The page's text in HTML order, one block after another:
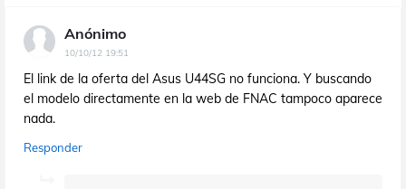
Anónimo
10/10/12 19:51
El link de la oferta del Asus U44SG no funciona. Y buscando
el modelo directamente en la web de FNAC tampoco aparece
nada.
Responder